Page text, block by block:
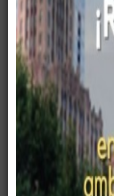
02.
Ejecutivo